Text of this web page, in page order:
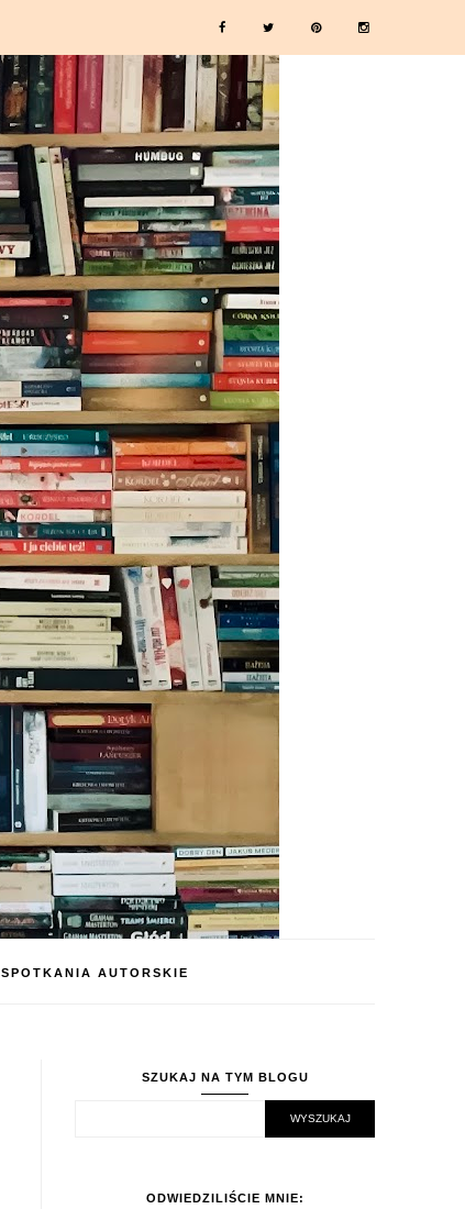
SPOTKANIA AUTORSKIE
SZUKAJ NA TYM BLOGU
ODWIEDZILIŚCIE MNIE: